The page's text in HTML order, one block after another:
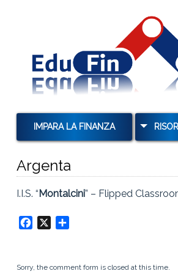
IMPARA LA FINANZA
Argenta
I.I.S. “ Montalcini” – Flipped
Facebook
Sorry, the comment form is closed at this time.